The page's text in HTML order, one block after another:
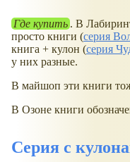
Где купить . В
просто книги (серия
книга + кулон (серия
у них разные.
В майшоп эти книги
В Озоне книги
Серия с